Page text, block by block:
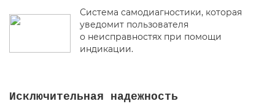
Система самодиагностики, которая
уведомит пользователя
о неисправностях при помощи
индикации.
Исключительная надежность